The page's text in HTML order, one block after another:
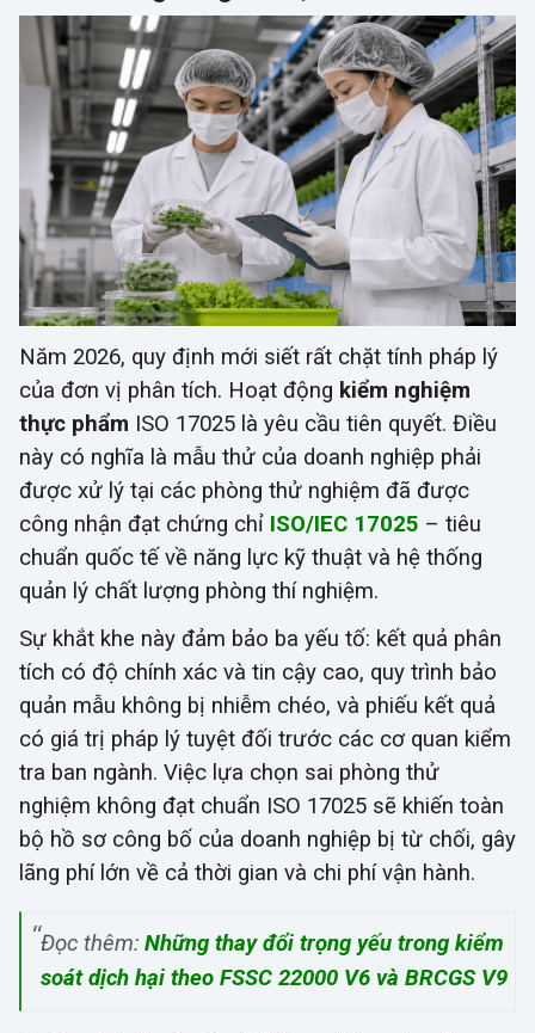
Năm 2026, quy định mới siết rất chặt tính pháp lý
của đơn vị phân tích. Hoạt động kiểm nghiệm
thực phẩm ISO 17025 là yêu cầu tiên quyết. Điều
này có nghĩa là mẫu thử của doanh nghiệp phải
được xử lý tại các phòng thử nghiệm đã được
công nhận đạt chứng chỉ ISO/IEC 17025 – tiêu
chuẩn quốc tế về năng lực kỹ thuật và hệ thống
quản lý chất lượng phòng thí nghiệm.
Sự khắt khe này đảm bảo ba yếu tố: kết quả phân
tích có độ chính xác và tin cậy cao, quy trình bảo
quản mẫu không bị nhiễm chéo, và phiếu kết quả
có giá trị pháp lý tuyệt đối trước các cơ quan kiểm
tra ban ngành. Việc lựa chọn sai phòng thử
nghiệm không đạt chuẩn ISO 17025 sẽ khiến toàn
bộ hồ sơ công bố của doanh nghiệp bị từ chối, gây
lãng phí lớn về cả thời gian và chi phí vận hành.
Đọc thêm: Những thay đổi trọng yếu trong kiểm
soát dịch hại theo FSSC 22000 V6 và BRCGS V9